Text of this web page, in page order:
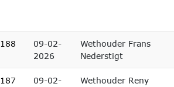
188
09-02-
2026
Wethouder Frans
Nederstigt
187
09-02-
Wethouder Reny